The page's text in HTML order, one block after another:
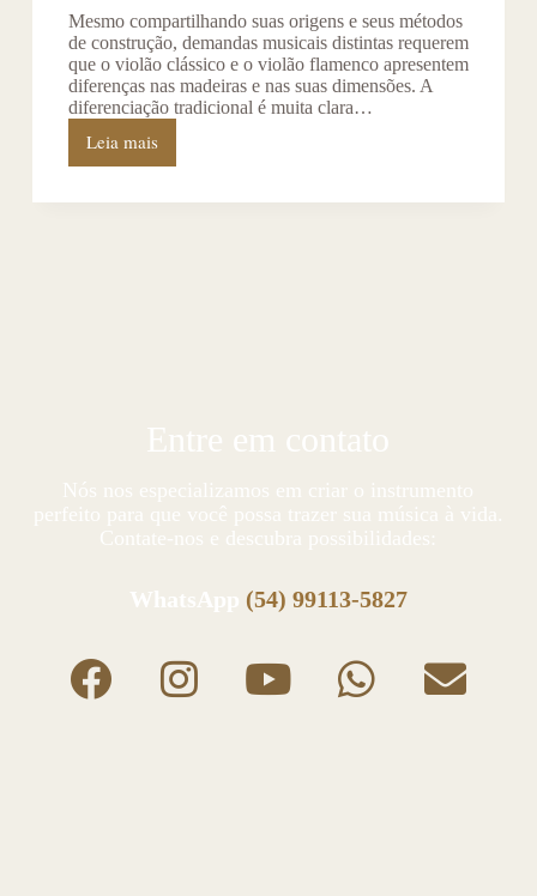
Mesmo compartilhando suas origens e seus métodos
de construção, demandas musicais distintas requerem
que o violão clássico e o violão flamenco apresentem
diferenças nas madeiras e nas suas dimensões. A
diferenciação tradicional é muita clara…
Leia mais
Entre em contato
Nós nos especializamos em criar o instrumento
perfeito para que você possa trazer sua música à vida.
Contate-nos e descubra possibilidades:
WhatsApp (54) 99113-5827